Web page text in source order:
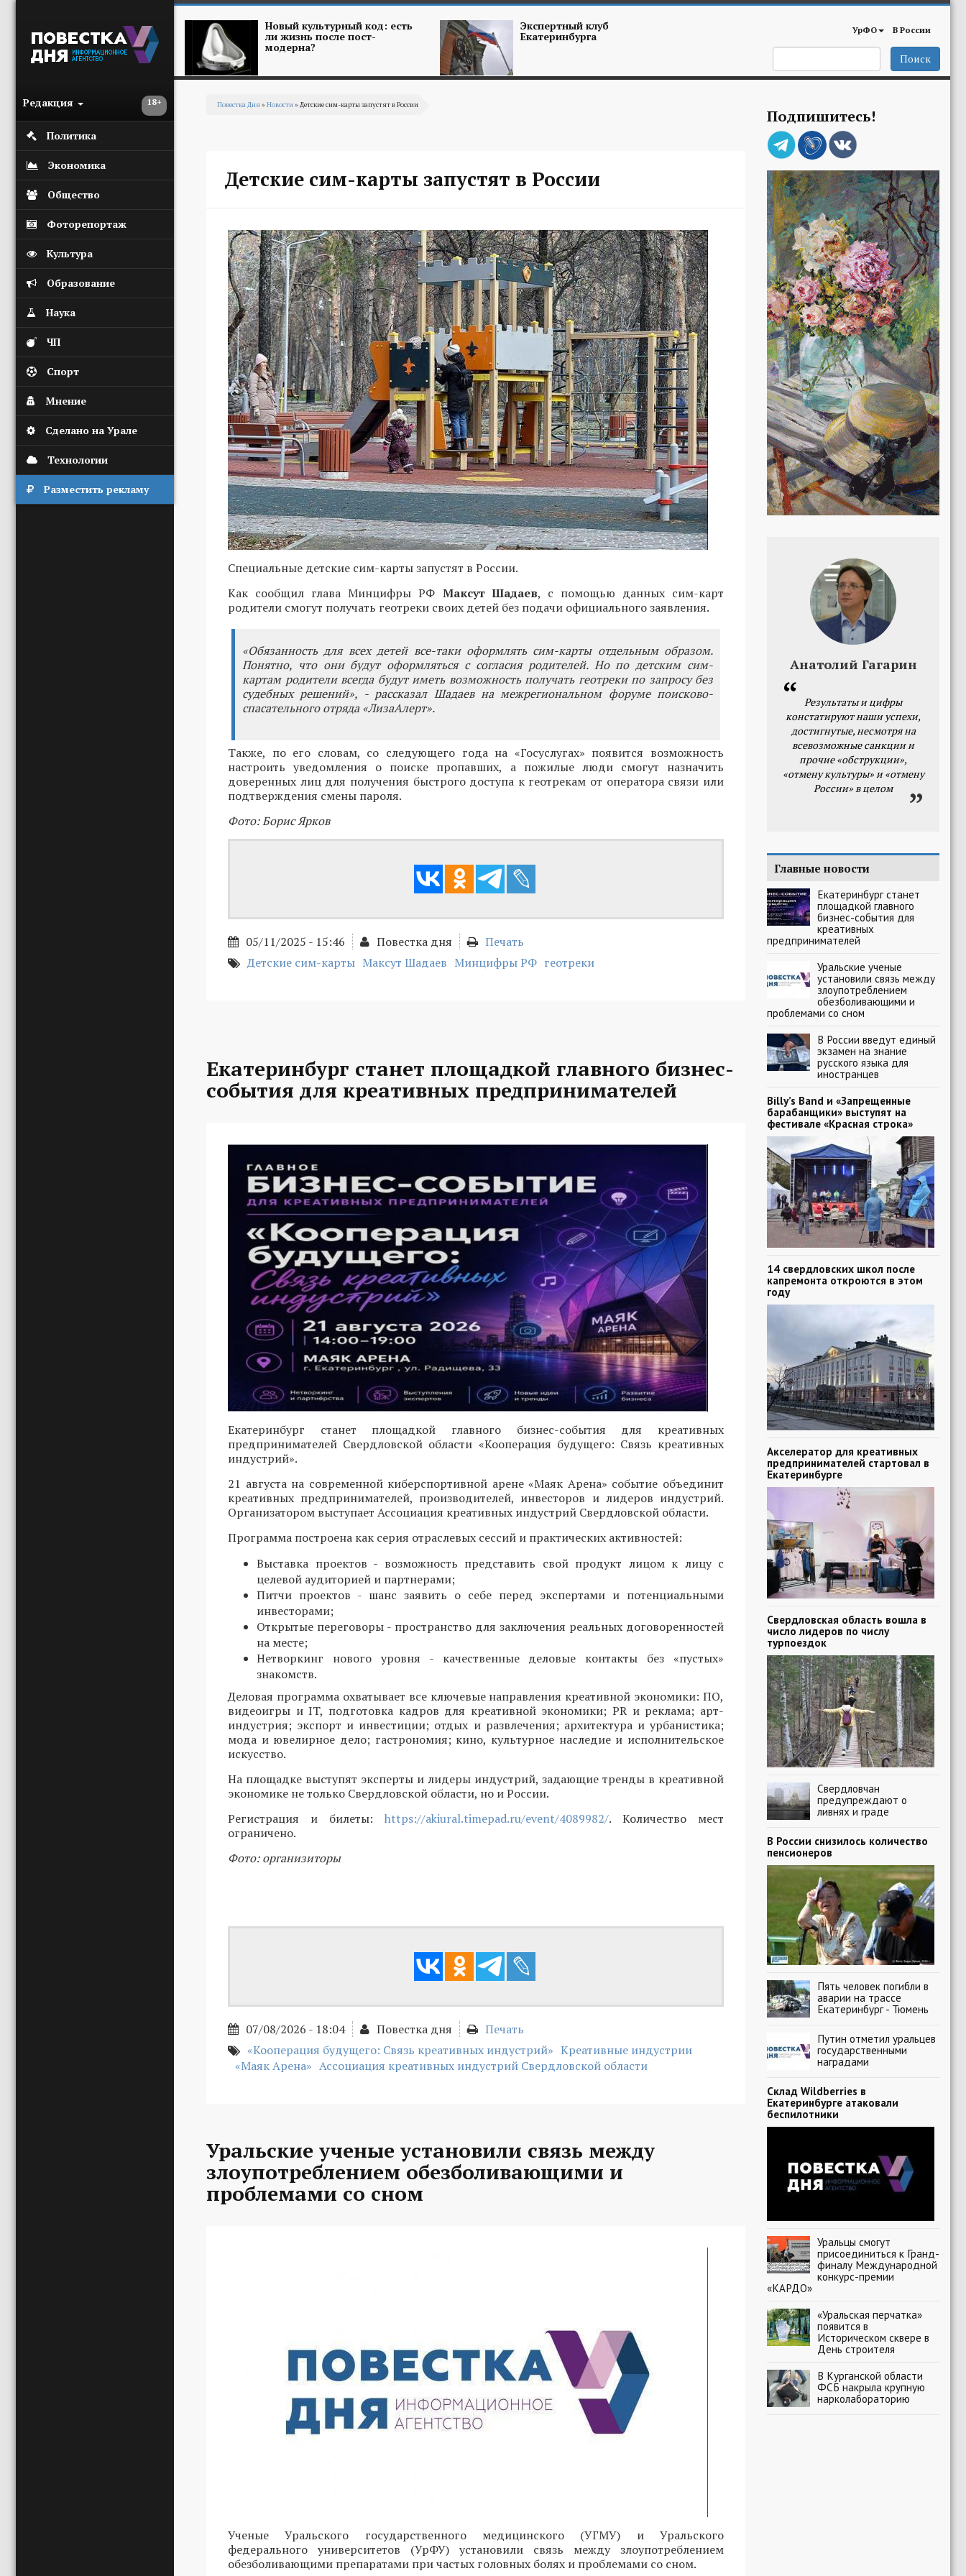
18+
Редакция
Политика
Экономика
Общество
Фоторепортаж
Культура
Образование
Наука
ЧП
Спорт
Мнение
Сделано на Урале
Технологии
Разместить рекламу
Новый культурный код: есть
ли жизнь после пост-
модерна?
Экспертный клуб
Екатеринбурга УрФО В России
Поиск
Повестка Дня» Новости» Детские сим-карты запустят в России
Детские сим-карты запустят в России
Специальные детские сим-карты запустят в России.
Как сообщил глава Минцифры РФ Максут Шадаев, с помощью данных сим-карт
родители смогут получать геотреки своих детей без подачи официального заявления.
«Обязанность для всех детей все-таки оформлять сим-карты отдельным образом.
Понятно, что они будут оформляться с согласия родителей. Но по детским сим-
картам родители всегда будут иметь возможность получать геотреки по запросу без
судебных решений», - рассказал Шадаев на межрегиональном форуме поисково-
спасательного отряда «ЛизаАлерт».
Также, по его словам, со следующего года на «Госуслугах» появится возможность
настроить уведомления о поиске пропавших, а пожилые люди смогут назначить
доверенных лиц для получения быстрого доступа к геотрекам от оператора связи или
подтверждения смены пароля.
Фото: Борис Ярков
05/11/2025 - 15:46 Повестка дня
Печать
Детские сим-карты Максут Шадаев Минцифры РФ геотреки
Екатеринбург станет площадкой главного бизнес-
события для креативных предпринимателей
Екатеринбург станет площадкой главного бизнес-события для креативных
предпринимателей Свердловской области «Кооперация будущего: Связь креативных
индустрий».
21 августа на современной киберспортивной арене «Маяк Арена» событие объединит
креативных предпринимателей, производителей, инвесторов и лидеров индустрий.
Организатором выступает Ассоциация креативных индустрий Свердловской области.
Программа построена как серия отраслевых сессий и практических активностей:
Выставка проектов - возможность представить свой продукт лицом к лицу с
целевой аудиторией и партнерами;
Питчи проектов - шанс заявить о себе перед экспертами и потенциальными
инвесторами;
Открытые переговоры - пространство для заключения реальных договоренностей
на месте;
Нетворкинг нового уровня - качественные деловые контакты без «пустых»
знакомств.
Деловая программа охватывает все ключевые направления креативной экономики: ПО,
видеоигры и IT, подготовка кадров для креативной экономики; PR и реклама; арт-
индустрия; экспорт и инвестиции; отдых и развлечения; архитектура и урбанистика;
мода и ювелирное дело; гастрономия; кино, культурное наследие и исполнительское
искусство.
На площадке выступят эксперты и лидеры индустрий, задающие тренды в креативной
экономике не только Свердловской области, но и России.
Регистрация и билеты: https://akiural.timepad.ru/event/4089982/. Количество мест
ограничено.
Фото: организиторы
07/08/2026 - 18:04 Повестка дня
Печать
«Кооперация будущего: Связь креативных индустрий» Креативные индустрии
«Маяк Арена» Ассоциация креативных индустрий Свердловской области
Уральские ученые установили связь между
злоупотреблением обезболивающими и
проблемами со сном
Ученые Уральского государственного медицинского (УГМУ) и Уральского
федерального университетов (УрФУ) установили связь между злоупотреблением
обезболивающими препаратами при частых головных болях и проблемами со сном.
Подпишитесь!
Анатолий Гагарин
Результаты и цифры
констатируют наши успехи,
достигнутые, несмотря на
всевозможные санкции и
прочие «обструкции»,
«отмену культуры» и «отмену
России» в целом
Главные новости
Екатеринбург станет
площадкой главного
бизнес-события для
креативных
предпринимателей
Уральские ученые
установили связь между
злоупотреблением
обезболивающими и
проблемами со сном
В России введут единый
экзамен на знание
русского языка для
иностранцев
Billy’s Band и «Запрещенные
барабанщики» выступят на
фестивале «Красная строка»
14 свердловских школ после
капремонта откроются в этом
году
Акселератор для креативных
предпринимателей стартовал в
Екатеринбурге
Свердловская область вошла в
число лидеров по числу
турпоездок
Свердловчан
предупреждают о
ливнях и граде
В России снизилось количество
пенсионеров
Пять человек погибли в
аварии на трассе
Екатеринбург - Тюмень
Путин отметил уральцев
государственными
наградами
Склад Wildberries в
Екатеринбурге атаковали
беспилотники
Уральцы смогут
присоединиться к Гранд-
финалу Международной
конкурс-премии
«КАРДО»
«Уральская перчатка»
появится в
Историческом сквере в
День строителя
В Курганской области
ФСБ накрыла крупную
нарколабораторию